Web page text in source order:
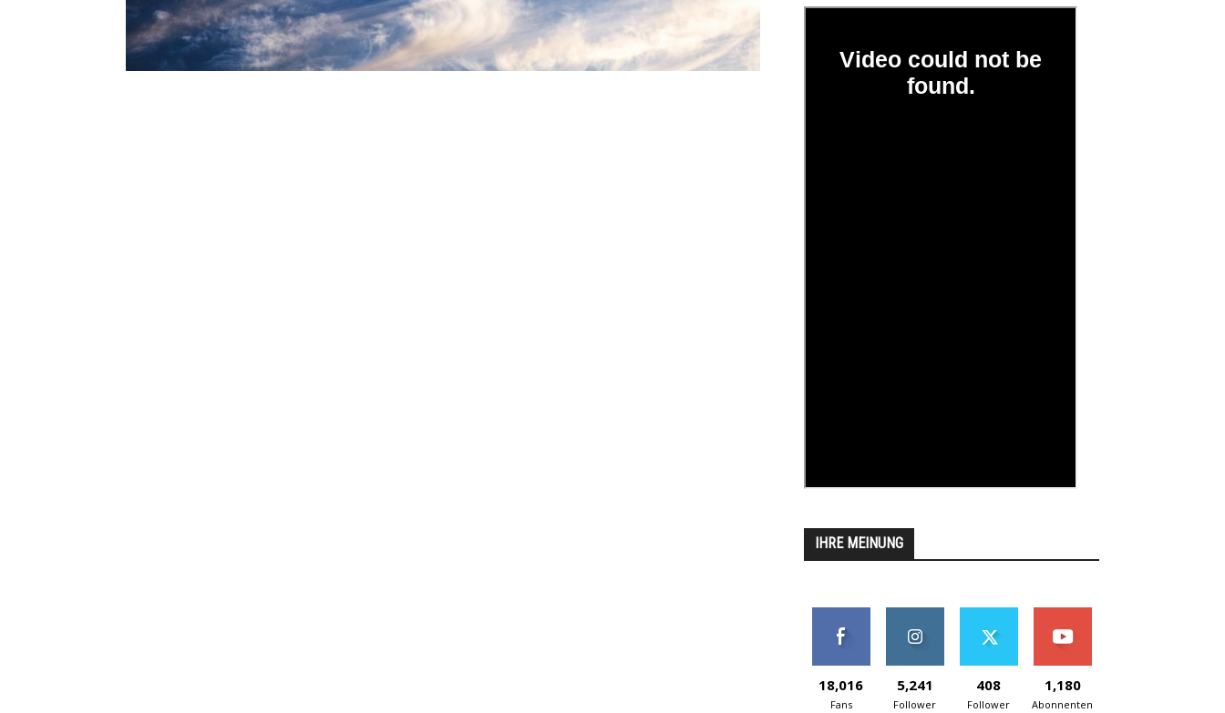
IHRE MEINUNG
18,016
Fans
5,241
Follower
408
Follower
1,180
Abonnenten